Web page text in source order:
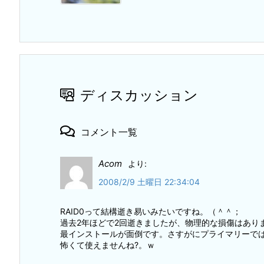
ディスカッション
コメント一覧
Acom
より:
2008/2/9 土曜日 22:34:04
RAID0って結構逝き易いみたいですね。（＾＾；
過去2年ほどで2回逝きましたが、物理的な損傷はあり
最インストールが面倒です。さすがにプライマリーで
怖くて使えませんね?。ｗ